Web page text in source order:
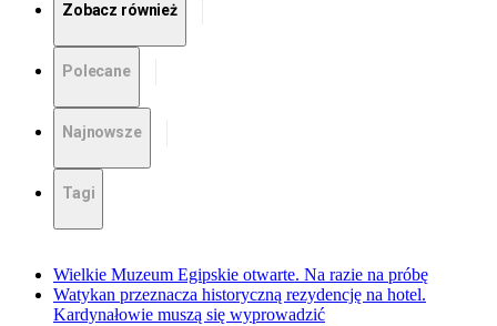
Zobacz również
Polecane
Najnowsze
Tagi
Wielkie Muzeum Egipskie otwarte. Na razie na próbę
Watykan przeznacza historyczną rezydencję na hotel.
Kardynałowie muszą się wyprowadzić